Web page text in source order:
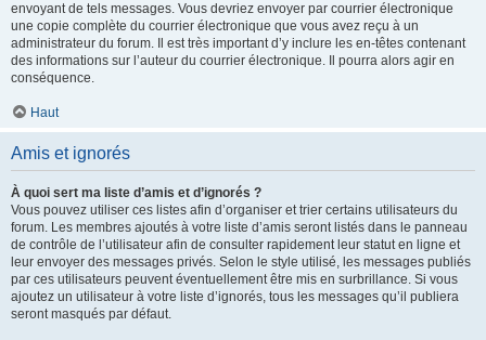
envoyant de tels messages. Vous devriez envoyer par courrier électronique
une copie complète du courrier électronique que vous avez reçu à un
administrateur du forum. Il est très important d’y inclure les en-têtes contenant
des informations sur l’auteur du courrier électronique. Il pourra alors agir en
conséquence.
Haut
Amis et ignorés
À quoi sert ma liste d’amis et d’ignorés ?
Vous pouvez utiliser ces listes afin d’organiser et trier certains utilisateurs du
forum. Les membres ajoutés à votre liste d’amis seront listés dans le panneau
de contrôle de l’utilisateur afin de consulter rapidement leur statut en ligne et
leur envoyer des messages privés. Selon le style utilisé, les messages publiés
par ces utilisateurs peuvent éventuellement être mis en surbrillance. Si vous
ajoutez un utilisateur à votre liste d’ignorés, tous les messages qu’il publiera
seront masqués par défaut.